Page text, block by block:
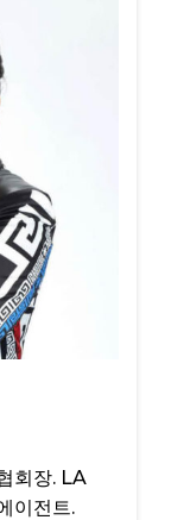
회장. LA
이전트.